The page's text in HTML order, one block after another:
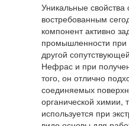
Уникальные
востребованным
компонент активно
промышленности при
другой
Нефрас и при
того, он отлично
соединяемых
органической химии,
используется при